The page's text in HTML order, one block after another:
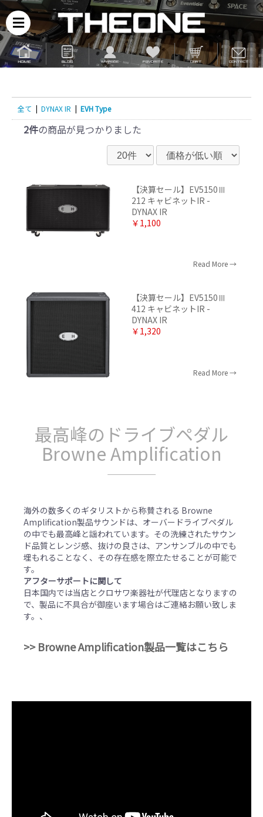
全て | DYNAX IR | EVH Type
2件の商品が見つかりました
【決算セール】EV5150Ⅲ
212 キャビネットIR -
DYNAX IR
￥1,100
Read More
【決算セール】EV5150Ⅲ
412 キャビネットIR -
DYNAX IR
￥1,320
Read More
最高峰のドライブペダル
Browne Amplification
海外の数多くのギタリストから称賛される Browne
Amplification製品サウンドは、オーバードライブペダル
の中でも最高峰と謡われています。その洗練されたサウン
ド品質とレンジ感、抜けの良さは、アンサンブルの中でも
埋もれることなく、その存在感を際立たせることが可能で
す。
アフターサポートに関して
日本国内では当店とクロサワ楽器社が代理店となりますの
で、製品に不具合が御座います場合はご連絡お願い致しま
す。、
>> Browne Amplification製品一覧はこちら